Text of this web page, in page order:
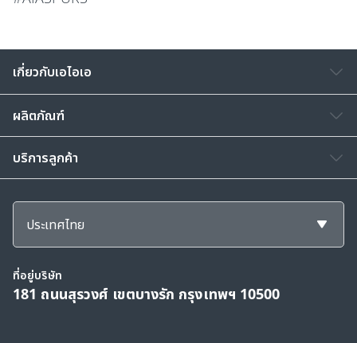
เกี่ยวกับเอไอเอ
ผลิตภัณฑ์
บริการลูกค้า
ประเทศไทย
ที่อยู่บริษัท
181 ถนนสุรวงศ์ เขตบางรัก กรุงเทพฯ 10500